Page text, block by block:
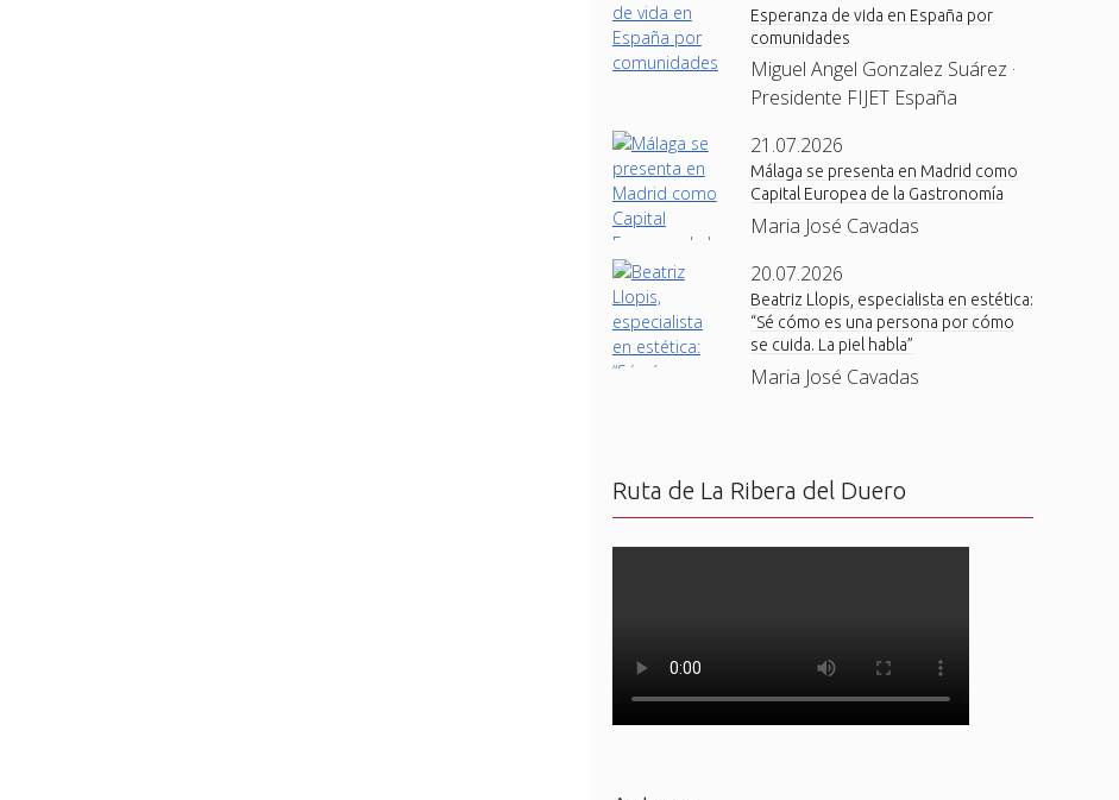
Esperanza de vida en España por
comunidades
Miguel Angel Gonzalez Suárez ·
Presidente FIJET España
21.07.2026
Málaga se presenta en Madrid como
Capital Europea de la Gastronomía
Maria José Cavadas
20.07.2026
Beatriz Llopis, especialista en estética:
“Sé cómo es una persona por cómo
se cuida. La piel habla”
Maria José Cavadas
Ruta de La Ribera del Duero